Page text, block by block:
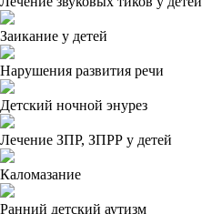
Заикание у детей
Нарушения развития речи
Детский ночной энурез
Лечение ЗПР, ЗПРР у детей
Каломазание
Ранний детский аутизм